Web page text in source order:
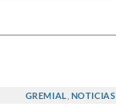
GREMIAL NOTICIAS